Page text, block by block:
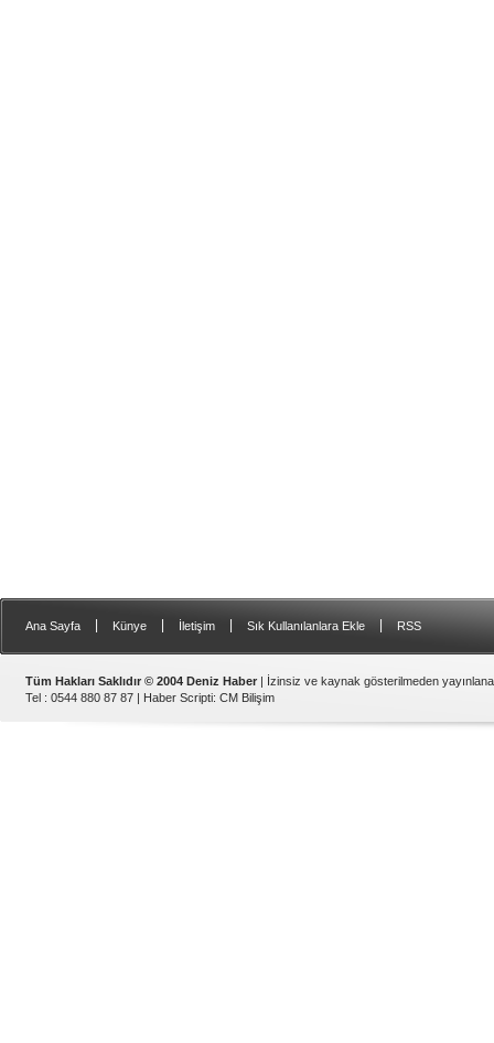
Ana Sayfa Künye İletişim Sık Kullanılanlara Ekle RSS
Tüm Hakları Saklıdır © 2004 Deniz Haber | İzinsiz ve kaynak gösterilmeden
Tel : 0544 880 87 87 | Haber Scripti: CM Bilişim